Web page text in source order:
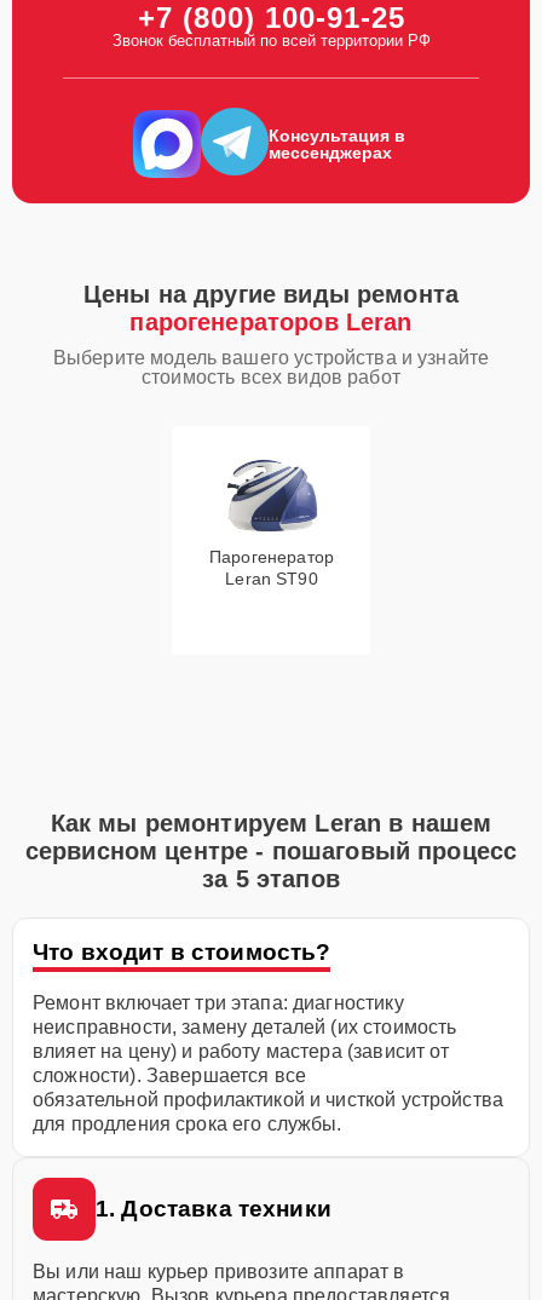
+7 (800) 100-91-25
Звонок бесплатный по всей территории РФ
Консультация в
мессенджерах
Цены на другие виды ремонта
парогенераторов Leran
Выберите модель вашего устройства и узнайте
стоимость всех видов работ
Парогенератор
Leran ST90
Как мы ремонтируем Leran в нашем
сервисном центре - пошаговый процесс
за 5 этапов
Что входит в стоимость?
Ремонт включает три этапа: диагностику
неисправности, замену деталей (их стоимость
влияет на цену) и работу мастера (зависит от
сложности). Завершается все
обязательной профилактикой и чисткой устройства
для продления срока его службы.
1. Доставка техники
Вы или наш курьер привозите аппарат в
мастерскую. Вызов курьера предоставляется